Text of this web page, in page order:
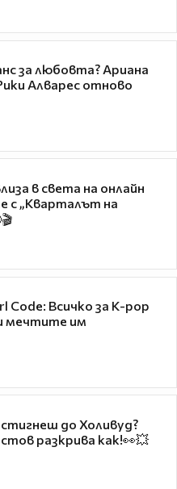
за любовта? Ариана
Алварес отново
в света на онлайн
с „Кварталът на
Code: Всичко за K-pop
мечтите им
до Холивуд?
разкрива как!👀💥